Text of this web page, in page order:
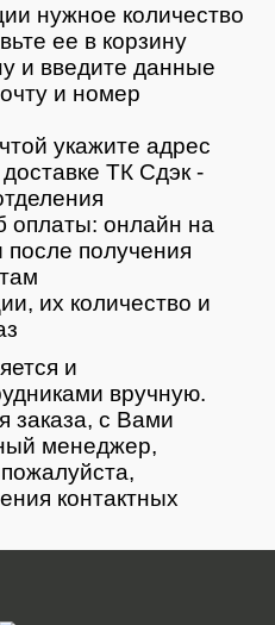
нужное количество
ее в корзину
и введите данные
и номер
укажите адрес
ТК Сдэк -
оплаты: онлайн на
после получения
их количество и
и
вручную.
заказа, с Вами
менеджер,
контактных